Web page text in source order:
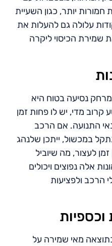
חמורות יותר, כגון השעיית
עלולה גם להעלות את
שמירת הכיסוי ליקרה
נסיעה בטוח היא
קרוב מדי, יש לו פחות זמן
התנועה. אם הרכב
במכשול, ייתכן שלנהג
לעצור, מה שיוביל
אלה נפוצים ויכולים
הרכב ולפציעות
מאי שמירה על